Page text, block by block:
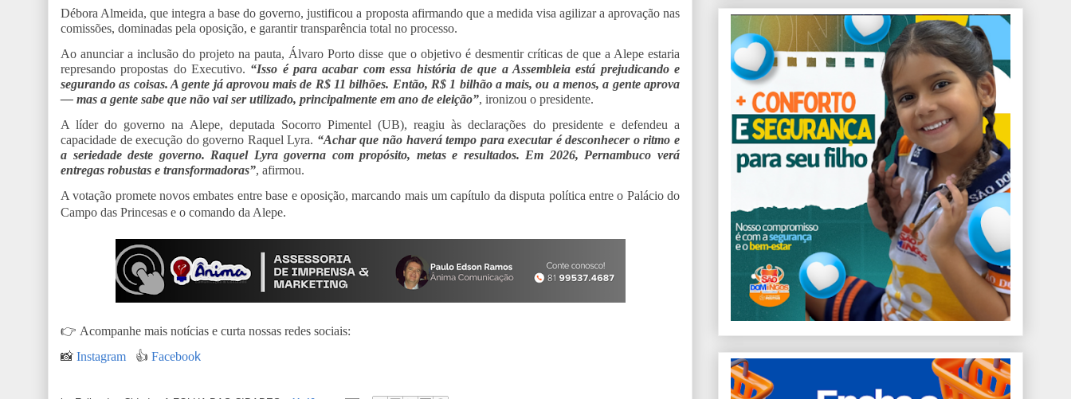
Débora Almeida, que integra a base do governo, justificou a proposta afirmando que a medida visa agilizar a aprovação nas
comissões, dominadas pela oposição, e garantir transparência total no processo.
Ao anunciar a inclusão do projeto na pauta, Álvaro Porto disse que o objetivo é desmentir críticas de que a Alepe estaria
represando propostas do Executivo. “Isso é para acabar com essa história de que a Assembleia está prejudicando e
segurando as coisas. A gente já aprovou mais de R$ 11 bilhões. Então, R$ 1 bilhão a mais, ou a menos, a gente aprova
— mas a gente sabe que não vai ser utilizado, principalmente em ano de eleição”, ironizou o presidente.
A líder do governo na Alepe, deputada Socorro Pimentel (UB), reagiu às declarações do presidente e defendeu a
capacidade de execução do governo Raquel Lyra. “Achar que não haverá tempo para executar é desconhecer o ritmo e
a seriedade deste governo. Raquel Lyra governa com propósito, metas e resultados. Em 2026, Pernambuco verá
entregas robustas e transformadoras”, afirmou.
A votação promete novos embates entre base e oposição, marcando mais um capítulo da disputa política entre o Palácio do
Campo das Princesas e o comando da Alepe.
👉 Acompanhe mais notícias e curta nossas redes sociais:
📸 Instagram 👍 Facebook